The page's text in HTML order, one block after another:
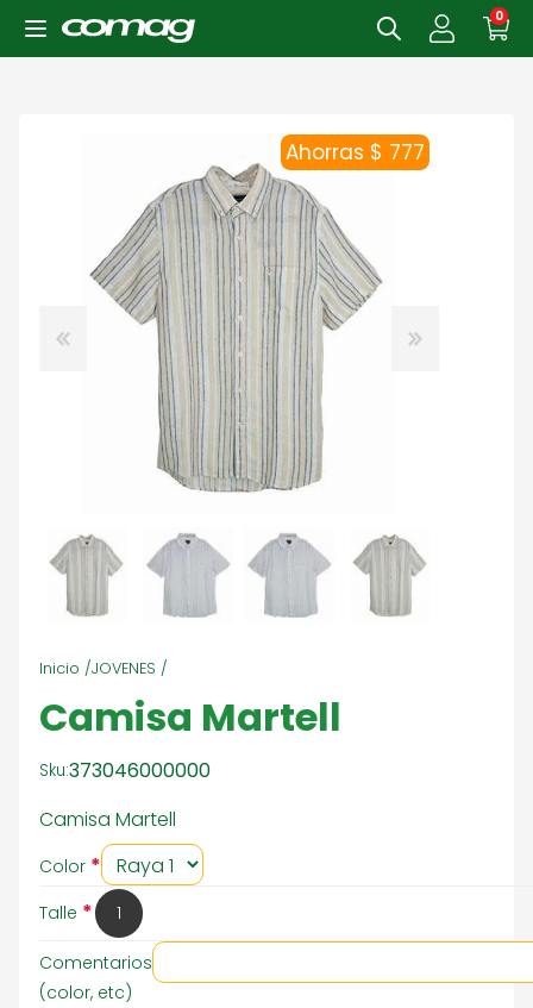
0
Ahorras $ 777
Inicio /JOVENES /
Camisa Martell
Sku:373046000000
Camisa Martell
Color *
Talle * 1
Comentarios
(color, etc)